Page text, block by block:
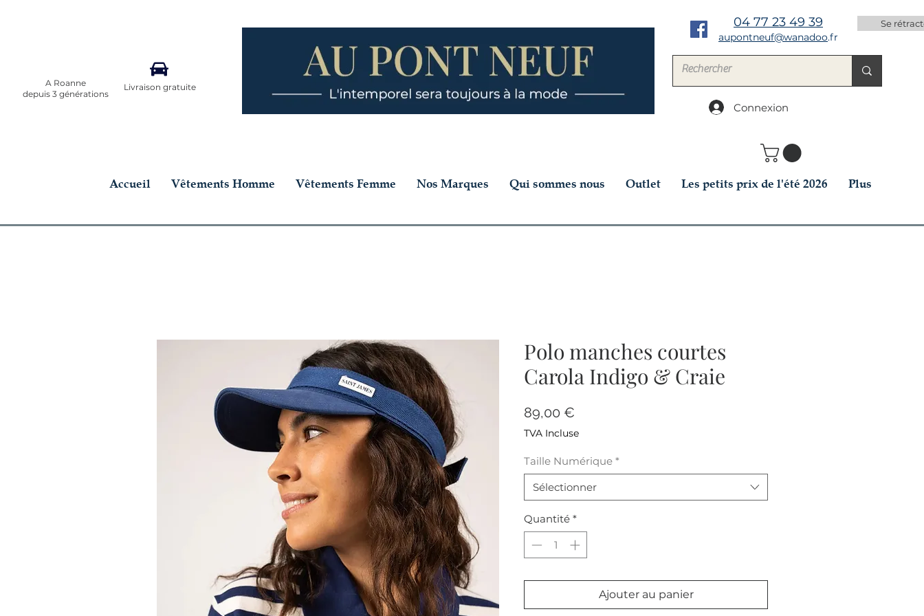
A Roanne
depuis 3 générations
Livraison gratuite
04 77 23 49 39
aupontneuf@wanadoo.fr
Se
Connexion
Accueil Vêtements Homme Vêtements Femme Nos Marques Qui sommes nous Outlet Les petits prix de l'été 2026 Plus
Polo manches courtes
Carola Indigo & Craie
89,00 €
TVA Incluse
Taille Numérique *
Sélectionner
Quantité *
Ajouter au panier